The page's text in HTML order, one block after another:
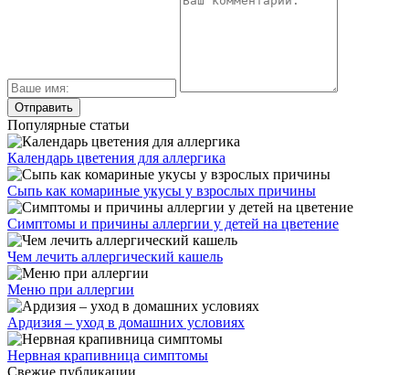
Популярные статьи
Календарь цветения для аллергика
Сыпь как комариные укусы у взрослых причины
Симптомы и причины аллергии у детей на цветение
Чем лечить аллергический кашель
Меню при аллергии
Ардизия – уход в домашних условиях
Нервная крапивница симптомы
Свежие публикации